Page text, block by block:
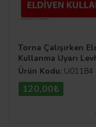
Torna Çalışırken
Kullanma Uyarı
Ürün Kodu: U01184
120,00₺